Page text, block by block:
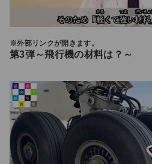
※外部リンクが開きます。
第3弾～飛行機の材料は？～